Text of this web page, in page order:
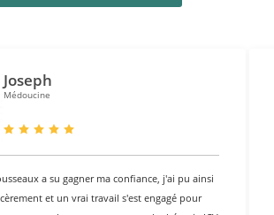
Joseph
Médoucine
a su gagner ma confiance, j'ai pu ainsi
et un vrai travail s'est engagé pour